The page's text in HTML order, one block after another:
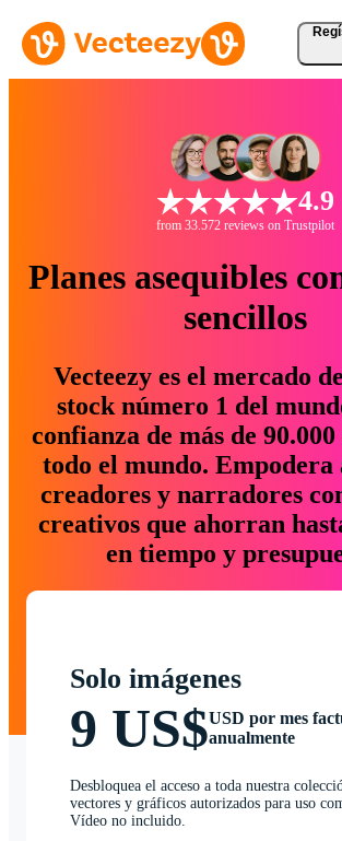
4.9
from 33.572 reviews on Trustpilot
Planes asequibles
sencillos
Vecteezy es el mercado
stock número 1 del
confianza de más de
todo el mundo. Empodera
creadores y narradores
creativos que ahorran
en tiempo y
Solo imágenes
9 US$USD por mes
anualmente
Desbloquea el acceso a toda nuestra
vectores y gráficos autorizados para uso
Vídeo no incluido.